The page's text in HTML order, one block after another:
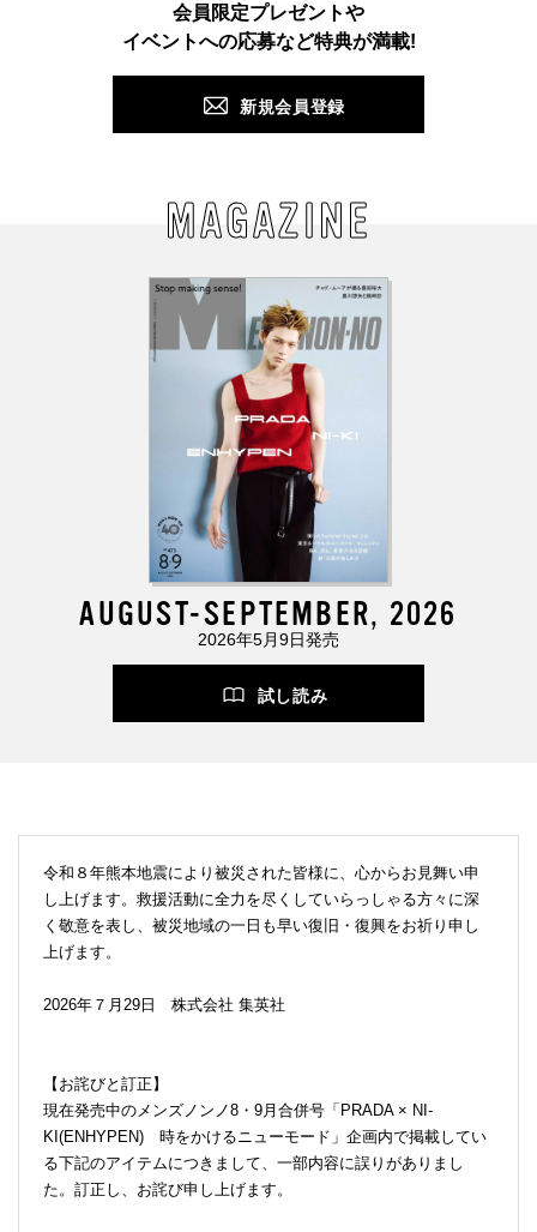
会員限定プレゼントや
イベントへの応募など特典が満載!
新規会員登録
MAGAZINE
AUGUST-SEPTEMBER, 2026
2026年5月9日発売
試し読み
令和８年熊本地震により被災された皆様に、心からお見舞い申
し上げます。救援活動に全力を尽くしていらっしゃる方々に深
く敬意を表し、被災地域の一日も早い復旧・復興をお祈り申し
上げます。
2026年７月29日 株式会社 集英社
【お詫びと訂正】
現在発売中のメンズノンノ8・9月合併号「PRADA × NI-
KI(ENHYPEN) 時をかけるニューモード」企画内で掲載してい
る下記のアイテムにつきまして、一部内容に誤りがありまし
た。訂正し、お詫び申し上げます。